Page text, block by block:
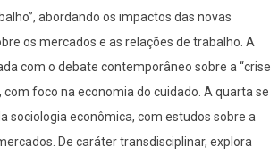
abordando os impactos das novas
os mercados e as relações de trabalho. A
com o debate contemporâneo sobre a “crise
com foco na economia do cuidado. A quarta se
sociologia econômica, com estudos sobre a
De caráter transdisciplinar, explora